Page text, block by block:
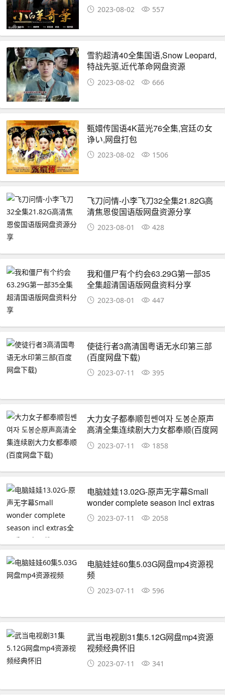
2023-08-02 557
雪豹超清40全集国语,Snow Leopard,
特战先驱,近代革命网盘资源
2023-08-02 666
甄嬛传国语4K蓝光76全集,宫廷の女
诤い,网盘打包
2023-08-02 1506
飞刀问情-小李飞刀32全集21.82G高
清焦恩俊国语版网盘资源分享
2023-08-01 428
我和僵尸有个约会63.29G第一部35
全集超清国语版网盘资料分享
2023-08-01 447
使徒行者3高清国粤语无水印第三部
(百度网盘下载)
2023-07-11 395
大力女子都奉顺힘쎈여자 도봉순原声
高清全集连续剧大力女都奉顺(百度网
盘下载)
2023-07-11 1858
电脑娃娃13.02G-原声无字幕Small
wonder complete season incl extras
全四季(网盘下载)
2023-07-11 2058
电脑娃娃60集5.03G网盘mp4资源视
频
2023-07-11 596
武当电视剧31集5.12G网盘mp4资源
视频经典怀旧
2023-07-11 341